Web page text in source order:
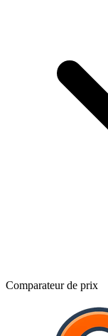
Comparateur de prix